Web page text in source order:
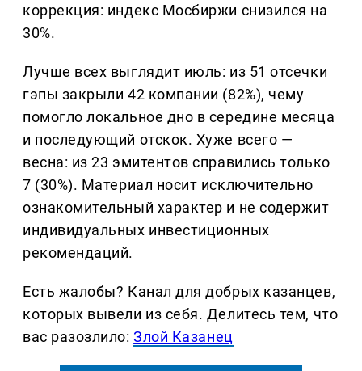
коррекция: индекс Мосбиржи снизился на
30%.
Лучше всех выглядит июль: из 51 отсечки
гэпы закрыли 42 компании (82%), чему
помогло локальное дно в середине месяца
и последующий отскок. Хуже всего —
весна: из 23 эмитентов справились только
7 (30%). Материал носит исключительно
ознакомительный характер и не содержит
индивидуальных инвестиционных
рекомендаций.
Есть жалобы? Канал для добрых казанцев,
которых вывели из себя. Делитеcь тем, что
вас разозлило:Злой Казанец